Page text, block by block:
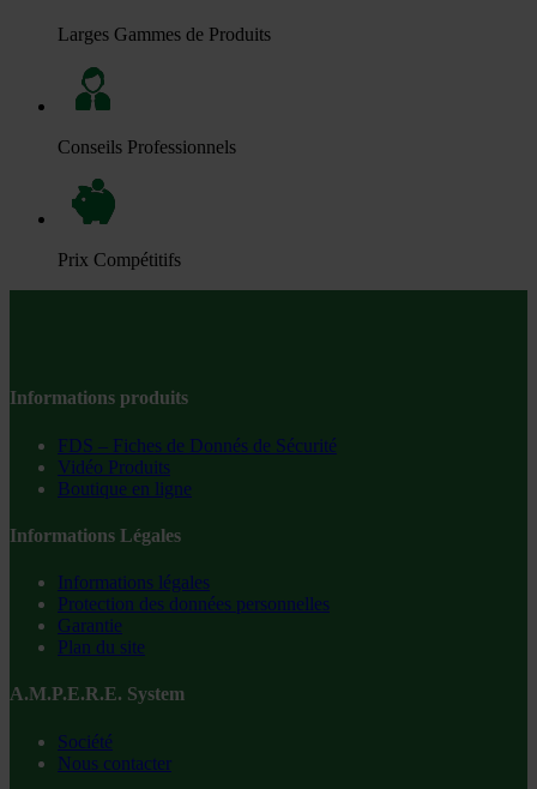
Larges Gammes de Produits
Conseils Professionnels
Prix Compétitifs
Informations produits
FDS – Fiches de Donnés de Sécurité
Vidéo Produits
Boutique en ligne
Informations Légales
Informations légales
Protection des données personnelles
Garantie
Plan du site
A.M.P.E.R.E. System
Société
Nous contacter